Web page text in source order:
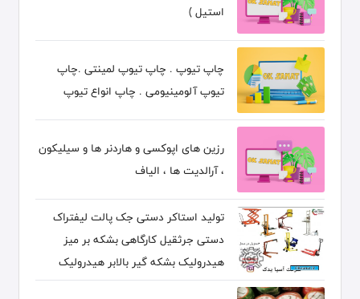
استيل )
چاپ تیوپ . چاپ تیوپ لمینتی .چاپ
تیوپ آلومینیومی . چاپ انواع تیوپ
رزین های اپوکسی و هاردنر ها و سیلیکون
، آرالدیت ها ، الیاف
تولید استاکر دستی جک پالت لیفتراک
دستی جرثقیل کارگاهی بشکه بر میز
هیدرولیک بشکه گیر بالابر هیدرولیک